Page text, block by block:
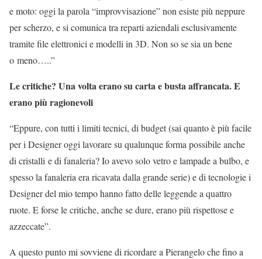
e moto: oggi la parola “improvvisazione” non esiste più neppure
per scherzo, e si comunica tra reparti aziendali esclusivamente
tramite file elettronici e modelli in 3D. Non so se sia un bene
o meno…..”
Le critiche? Una volta erano su carta e busta affrancata. E
erano più ragionevoli
“Eppure, con tutti i limiti tecnici, di budget (sai quanto è più facile
per i Designer oggi lavorare su qualunque forma possibile anche
di cristalli e di fanaleria? Io avevo solo vetro e lampade a bulbo, e
spesso la fanaleria era ricavata dalla grande serie) e di tecnologie i
Designer del mio tempo hanno fatto delle leggende a quattro
ruote. E forse le critiche, anche se dure, erano più rispettose e
azzeccate”.
A questo punto mi sovviene di ricordare a Pierangelo che fino a